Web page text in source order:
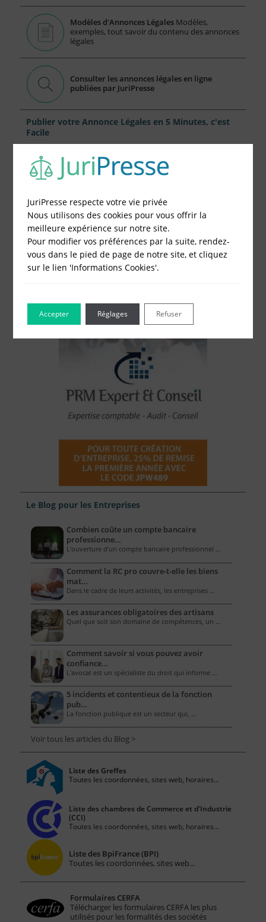
Modèles d'Annonces Légales Modèles,
exemples, tout savoir du contenu des annonces
légales
Consulter les annonces légales en ligne
publiées par JuriPresse
Publier votre Annonce Légales en 5 Minutes, c'est
Facile
1 - Remplissez le formulaire
2 - Obtenez immédiatement le prix
Choisissez votre formulaire :
Constitution de société
Modification de société
Fonds de Commerce
Cessation d'activité
Le Blog pour les Entreprises
Combien coûte un compte bancaire
professionne…
L’ouverture d’un compte bancaire professionnel …
Comment la RC pro couvre-t-elle les biens
mat…
Dans le cadre de leurs activités, les entreprises …
Les assurances obligatoires des artisans
Quel que soit son domaine de compétences, un …
Comment savoir si vous pouvez avoir
confiance…
L'avocat est un spécialiste du droit qui informe …
5 incidents et contentieux de la fonction
pub…
La fonction publique est un secteur qui, …
Voir tous les articles du Blog >
Liste des Greffes
Toutes les coordonnées, sites web, horaires...
Liste des chambres de Commerce et d'Industrie
(CCI)
Toutes les coordonnées, sites web, horaires...
Liste des BpiFrance (BPI)
Toutes les coordonnées, sites web...
Formulaires CERFA
Télécharger les formulaires CERFA les plus
utilisés pour les formalités des sociétés
JuriPresse respecte votre vie privée
Nous utilisons des cookies pour vous offrir la
meilleure expérience sur notre site.
Pour modifier vos préférences par la suite, rendez-
vous dans le pied de page de notre site, et cliquez
sur le lien 'Informations Cookies'.
Accepter Refuser
Réglages